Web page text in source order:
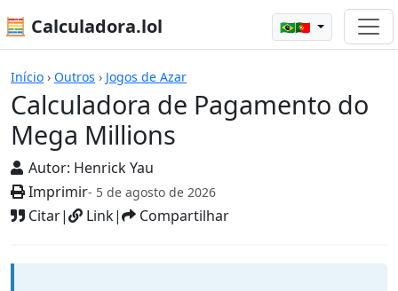
🧮 Calculadora.lol 🇧🇷🇵🇹
Início › Outros › Jogos de Azar
Calculadora de Pagamento do
Mega Millions
Autor: Henrick Yau
Imprimir- 5 de agosto de 2026
Citar| Link| Compartilhar
Calculadoras